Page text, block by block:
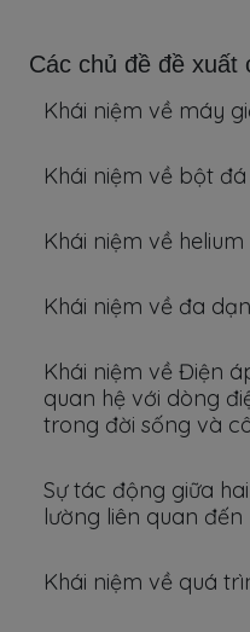
Các chủ đề đề xuất
Khái niệm về máy
Khái niệm về bột
Khái niệm về helium
Khái niệm về đa
Khái niệm về Điện
quan hệ với dòng
trong đời sống và
Sự tác động giữa
lường liên quan đến
Khái niệm về quá